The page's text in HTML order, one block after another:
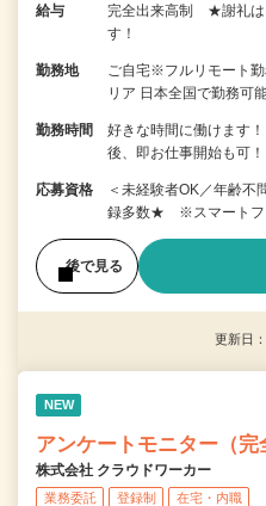
給与
完全出来高制 ★謝礼は
す！
勤務地
ご自宅※フルリモート
リア 日本全国で勤務可
勤務時間
好きな時間に働けます
後、即お仕事開始も可
応募資格
＜未経験者OK／年齢
録多数★ ※スマートフ
後で見る
更新日
NEW
アンケートモニター（完
株式会社 クラウドワーカー
業務委託 登録制 在宅・内職